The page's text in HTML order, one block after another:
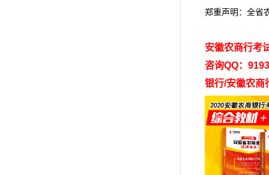
郑重声明：全省
安徽农商行考
咨询QQ：
银行/安徽农商